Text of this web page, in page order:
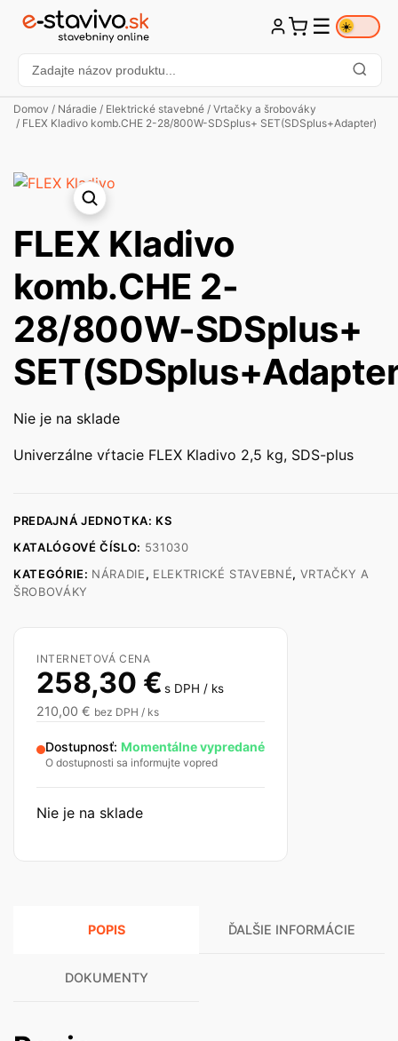
☰ ☀️
Domov / Náradie / Elektrické stavebné / Vrtačky a šrobováky
/ FLEX Kladivo komb.CHE 2-28/800W-SDSplus+ SET(SDSplus+Adapter)
FLEX Kladivo
komb.CHE 2-
28/800W-SDSplus+
Nie je na sklade
Univerzálne vŕtacie FLEX Kladivo 2,5 kg, SDS-plus
PREDAJNÁ JEDNOTKA: KS
KATALÓGOVÉ ČÍSLO: 531030
KATEGÓRIE: NÁRADIE, ELEKTRICKÉ STAVEBNÉ, VRTAČKY A
ŠROBOVÁKY
INTERNETOVÁ CENA
258,30 € s DPH / ks
210,00 € bez DPH / ks
Dostupnosť: Momentálne vypredané
O dostupnosti sa informujte vopred
Nie je na sklade
POPIS ĎALŠIE INFORMÁCIE
DOKUMENTY